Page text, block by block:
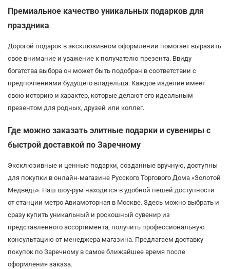
Премиальное качество уникальных подарков для
праздника
Дорогой подарок в эксклюзивном оформлении помогает выразить
свое внимание и уважение к получателю презента. Ввиду
богатства выбора он может быть подобран в соответствии с
предпочтениями будущего владельца. Каждое изделие имеет
свою историю и характер, которые делают его идеальным
презентом для родных, друзей или коллег.
Где можно заказать элитные подарки и сувениры с
быстрой доставкой по Заречному
Эксклюзивные и ценные подарки, созданные вручную, доступны
для покупки в онлайн-магазине Русского Торгового Дома «Золотой
Медведь». Наш шоу-рум находится в удобной пешей доступности
от станции метро Авиамоторная в Москве. Здесь можно выбрать и
сразу купить уникальный и роскошный сувенир из
представленного ассортимента, получить профессиональную
консультацию от менеджера магазина. Предлагаем доставку
покупок по Заречному в самое ближайшее время после
оформления заказа.